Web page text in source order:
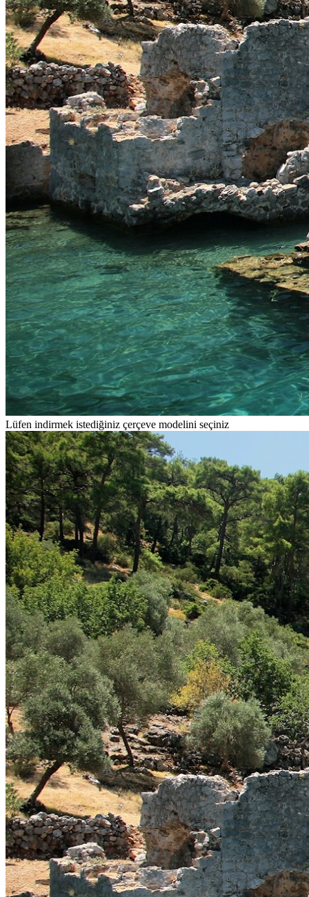
Lüfen indirmek istediğiniz çerçeve modelini seçiniz